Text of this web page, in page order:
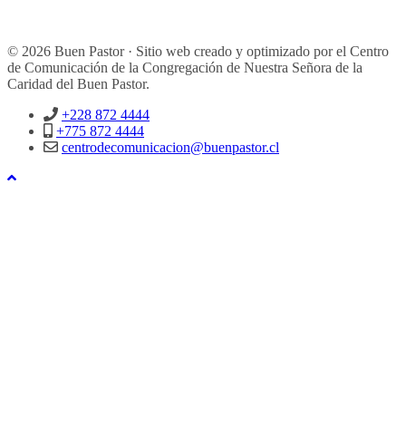
© 2026 Buen Pastor · Sitio web creado y optimizado por el Centro
de Comunicación de la Congregación de Nuestra Señora de la
Caridad del Buen Pastor.
+228 872 4444
+775 872 4444
centrodecomunicacion@buenpastor.cl